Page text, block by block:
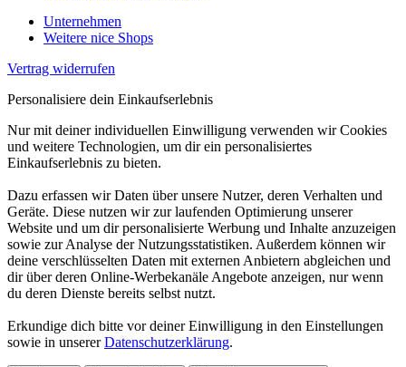
Unternehmen
Weitere nice Shops
Vertrag widerrufen
Personalisiere dein Einkaufserlebnis
Nur mit deiner individuellen Einwilligung verwenden wir Cookies
und weitere Technologien, um dir ein personalisiertes
Einkaufserlebnis zu bieten.
Dazu erfassen wir Daten über unsere Nutzer, deren Verhalten und
Geräte. Diese nutzen wir zur laufenden Optimierung unserer
Website und um dir personalisierte Werbung und Inhalte anzuzeigen
sowie zur Analyse der Nutzungsstatistiken. Außerdem können wir
deine verschlüsselten Daten mit externen Anbietern abgleichen und
dir über deren Online-Werbekanäle Angebote anzeigen, nur wenn
du deren Dienste bereits selbst nutzt.
Erkundige dich bitte vor deiner Einwilligung in den Einstellungen
sowie in unsererDatenschutzerklärung.